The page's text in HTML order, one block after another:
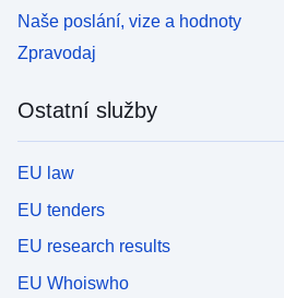
Naše poslání, vize a hodnoty
Zpravodaj
Ostatní služby
EU law
EU tenders
EU research results
EU Whoiswho